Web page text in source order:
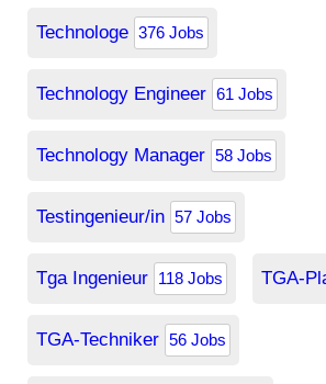
Technologe 376 Jobs
Technology Engineer 61 Jobs
Technology Manager 58 Jobs
Testingenieur/in 57 Jobs
Tga Ingenieur 118 Jobs TGA-
TGA-Techniker 56 Jobs